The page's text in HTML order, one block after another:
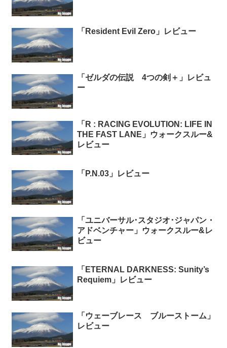
「Resident Evil Zero」レビュー
「ゼルダの伝説 4つの剣＋」レビュ
ー
「R : RACING EVOLUTION: LIFE IN
THE FAST LANE」ウォークスルー&
レビュー
「P.N.03」レビュー
「ユニバーサル･スタジオ･ジャパン・
アドベンチャー」ウォークスルー&レ
ビュー
「ETERNAL DARKNESS: Sunity’s
Requiem」レビュー
「ウェーブレース ブルーストーム」
レビュー